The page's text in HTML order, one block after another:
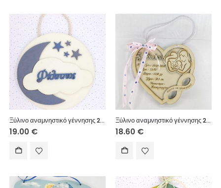
Ξύλινο αναμνηστικό γέννησης 20 εκ. κρεμαστό (όνομα επιθυμίας σας)
19.00 €
Ξύλινο αναμνηστικό γέννησης 20 εκ. Διπλή καρδιά κρεμαστό
18.60 €